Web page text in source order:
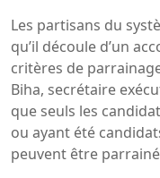
Les partisans du
qu’il découle d’un
critères de
Biha, secrétaire
que seuls les
ou ayant été
peuvent être